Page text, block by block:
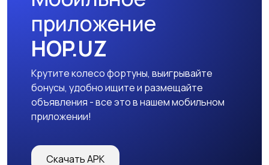
приложение
HOP.UZ
Крутите колесо фортуны, выигрывайте
бонусы, удобно ищите и размещайте
объявления - все это в нашем мобильном
приложении!
Скачать APK